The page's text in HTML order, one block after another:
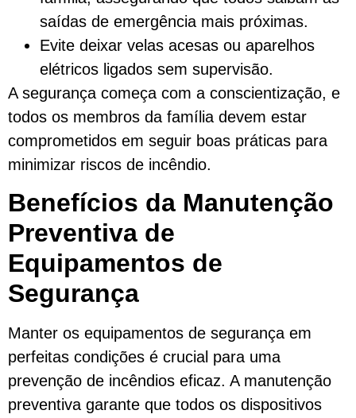
saídas de emergência mais próximas.
Evite deixar velas acesas ou aparelhos
elétricos ligados sem supervisão.
A segurança começa com a conscientização, e
todos os membros da família devem estar
comprometidos em seguir boas práticas para
minimizar riscos de incêndio.
Benefícios da Manutenção
Preventiva de
Equipamentos de
Segurança
Manter os equipamentos de segurança em
perfeitas condições é crucial para uma
prevenção de incêndios eficaz. A manutenção
preventiva garante que todos os dispositivos